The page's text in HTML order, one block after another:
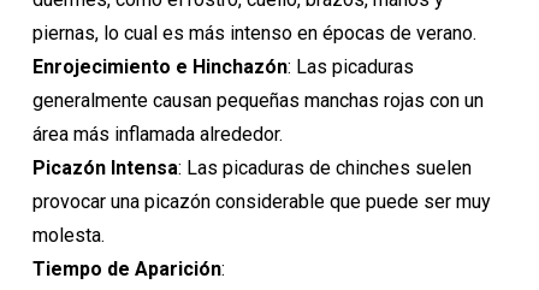
piernas, lo cual es más intenso en épocas de verano.
Enrojecimiento e Hinchazón: Las picaduras
generalmente causan pequeñas manchas rojas con un
área más inflamada alrededor.
Picazón Intensa: Las picaduras de chinches suelen
provocar una picazón considerable que puede ser muy
molesta.
Tiempo de Aparición: